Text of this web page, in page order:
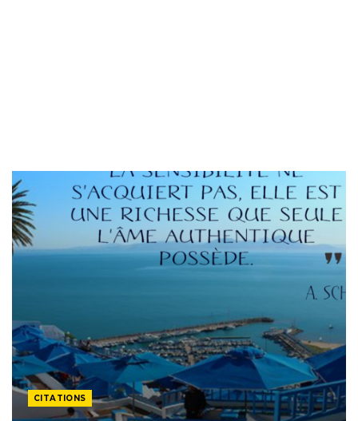
CITATIONS